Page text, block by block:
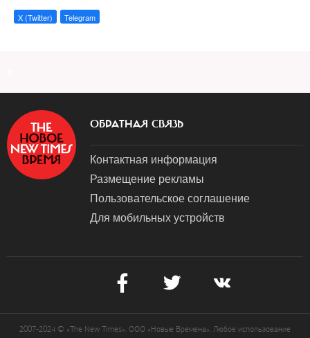
X (Twitter) Telegram
ОБРАТНАЯ СВЯЗЬ
Контактная информация
Размещение рекламы
Пользовательское соглашение
Для мобильных устройств
2007-2024 © «The New Times». ООО «Новые Времена». Любое использование